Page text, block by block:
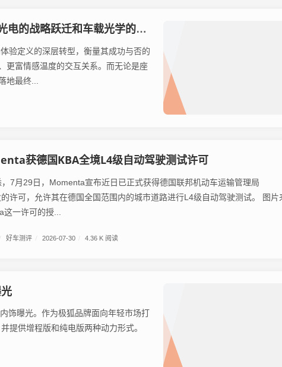
略跃迁和车载光学的价值重构
验定义的深层转型，衡量其成功与否的
更富情感温度的交互关系。而无论是座
地最终...
获德国KBA全境L4级自动驾驶测试许可
7月29日，Momenta宣布近日已正式获得德国联邦机动车运输管理局
许可，允许其在德国全国范围内的城市道路进行L4级自动驾驶测试。 图片来
一许可的授...
好车测评 2026-07-30 4.36 K 阅读
饰曝光。作为极狐品牌面向年轻市场打
提供增程版和纯电版两种动力形式。